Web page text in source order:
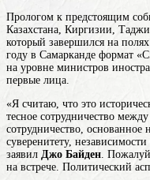
Прологом к предстоящим
Казахстана, Киргизии,
который завершился на
году в Самарканде формат
на уровне министров
первые лица.
«Я считаю, что это
тесное сотрудничество
сотрудничество,
суверенитету,
заявил Джо Байден .
на встрече. Политический